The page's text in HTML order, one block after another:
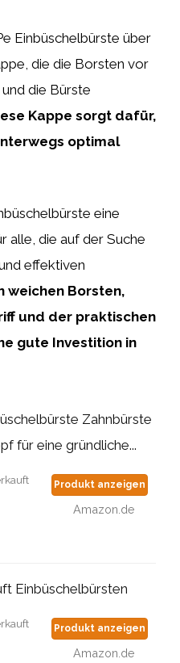
Einbüschelbürste über
die die Borsten vor
die Bürste
Kappe sorgt dafür,
optimal
eine
alle, die auf der Suche
effektiven
weichen Borsten,
und der praktischen
gute Investition in
Zahnbürste
für eine gründliche...
Produkt anzeigen
Amazon.de
Einbüschelbürsten
Produkt anzeigen
Amazon.de